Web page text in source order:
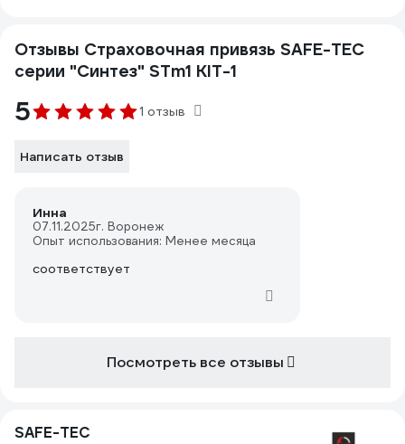
Отзывы Страховочная привязь SAFE-TEC
серии "Синтез" STm1 KIT-1
5 1 отзыв
Написать отзыв
Инна
07.11.2025г. Воронеж
Опыт использования: Менее месяца
соответствует
Посмотреть все отзывы
SAFE-TEC